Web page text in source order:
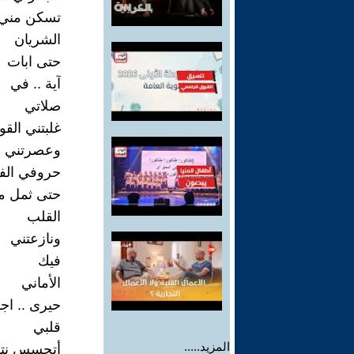
المزيد.....
تسكن
الشريان
حتى ابات
آية .. في
صلاتي
غلبتني
وعصرتني
حروفي
حتى ثمل
القلب
ونازعتني
فيك
الأماني
حيرى ..
قلبي
أتحسس